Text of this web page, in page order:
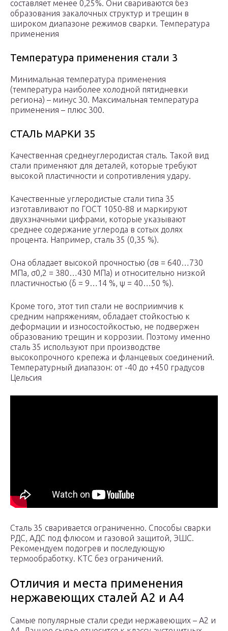
составляет менее 0,25%. Они свариваются без
образования закалочных структур и трещин в
широком диапазоне режимов сварки. Температура
применения
Температура применения стали 3
Минимальная температура применения
(температура наиболее холодной пятидневки
региона) – минус 30. Максимальная температура
применения – плюс 300.
СТАЛЬ МАРКИ 35
Качественная среднеуглеродистая сталь. Такой вид
стали применяют для деталей, которые требуют
высокой пластичности и сопротивления удару.
Качественные углеродистые стали типа 35
изготавливают по ГОСТ 1050-88 и маркируют
двухзначными цифрами, которые указывают
среднее содержание углерода в сотых долях
процента. Например, сталь 35 (0,35 %).
Она обладает высокой прочностью (σв = 640…730
МПа, σ0,2 = 380…430 МПа) и относительно низкой
пластичностью (δ = 9…14 %, ψ = 40…50 %).
Кроме того, этот тип стали не восприимчив к
средним напряжениям, обладает стойкостью к
деформации и износостойкостью, не подвержен
образованию трещин и коррозии. Поэтому именно
сталь 35 используют при производстве
высокопрочного крепежа и фланцевых соединений.
Температурный диапазон: от -40 до +450 градусов
Цельсия
Сталь 35 сваривается ограниченно. Способы сварки
РДС, АДС под флюсом и газовой защитой, ЭШС.
Рекомендуем подогрев и последующую
термообработку. КТС без ограничений.
Отличия и места применения
нержавеющих сталей А2 и А4
Самые популярные стали среди нержавеющих – А2 и